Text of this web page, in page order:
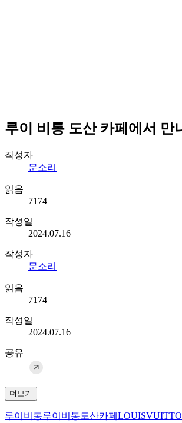
루이 비통 도산 카페에서 만
작성자
문소리
읽음
7174
작성일
2024.07.16
작성자
문소리
읽음
7174
작성일
2024.07.16
공유
더보기
루이비통루이비통도산카페